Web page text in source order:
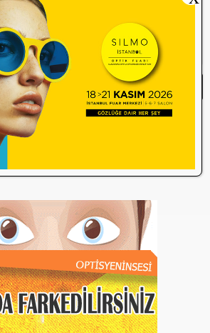
okudum ve
Yorum Yap
içeriğe yorum yapılmamış.
yapan olmak ister misiniz?